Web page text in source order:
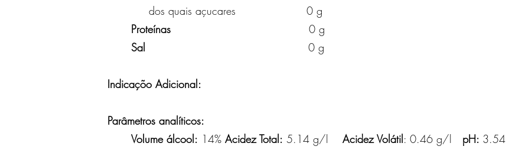
dos quais açucares 0 g
Proteínas
0 g
Sal
0 g
Indicaçõo Adicional:
Parâmetros analíticos:
Volume álcool: 14% Acidez Total: 5.14 g/l Acidez Volátil: 0.46 g/l pH: 3.54